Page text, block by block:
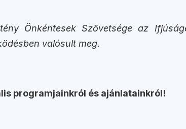
Önkéntesek Szövetsége az
valósult meg.
programjainkról és ajánlatainkról!